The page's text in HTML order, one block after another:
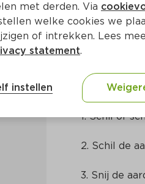
30 Min Vietnamees
1. Schil of
2. Schil de
3. Snij de
met derden. Via
welke cookies we
of intrekken. Lees
statement.
instellen